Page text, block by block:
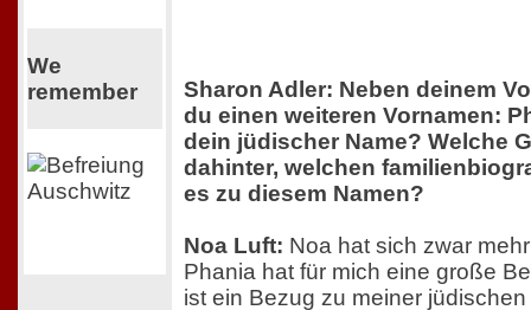
We
remember
Sharon Adler: Neben deinem
du einen weiteren Vornamen:
dein jüdischer Name? Welche
dahinter, welchen
es zu diesem Namen?
Noa Luft: Noa hat sich zwar
Phania hat für mich eine große
ist ein Bezug zu meiner